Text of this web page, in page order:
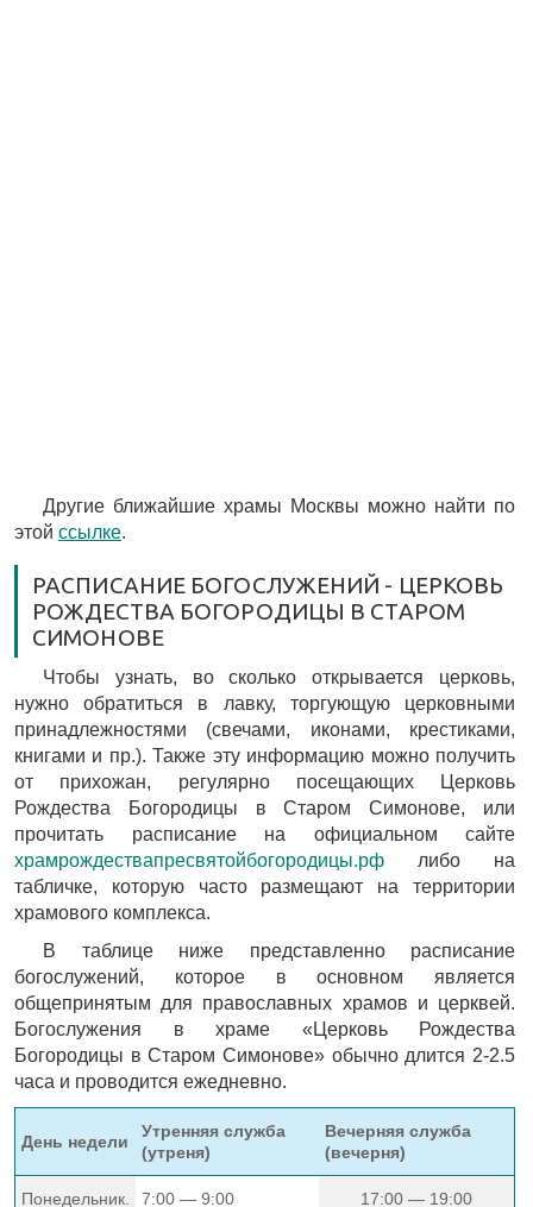
Другие ближайшие храмы Москвы можно найти по
этой ссылке.
РАСПИСАНИЕ БОГОСЛУЖЕНИЙ - ЦЕРКОВЬ
РОЖДЕСТВА БОГОРОДИЦЫ В СТАРОМ
СИМОНОВЕ
Чтобы узнать, во сколько открывается церковь,
нужно обратиться в лавку, торгующую церковными
принадлежностями (свечами, иконами, крестиками,
книгами и пр.). Также эту информацию можно получить
от прихожан, регулярно посещающих Церковь
Рождества Богородицы в Старом Симонове, или
прочитать расписание на официальном сайте
храмрождествапресвятойбогородицы.рф либо на
табличке, которую часто размещают на территории
храмового комплекса.
В таблице ниже представленно расписание
богослужений, которое в основном является
общепринятым для православных храмов и церквей.
Богослужения в храме «Церковь Рождества
Богородицы в Старом Симонове» обычно длится 2-2.5
часа и проводится ежедневно.
День недели
Утренняя служба
(утреня)
Вечерняя служба
(вечерня)
Понедельник. 7:00 — 9:00 17:00 — 19:00